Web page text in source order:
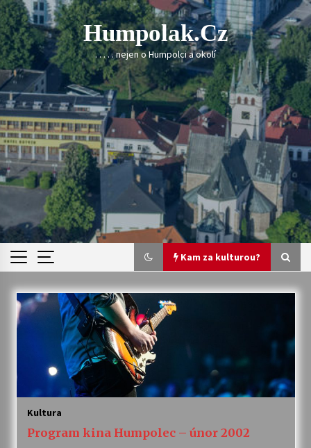
Skip
to
content
Humpolak.cz
. . . . . nejen o Humpolci a okolí
Kam za kulturou?
Kam za kulturou?
Letní koncerty ve Stromovce: Ars Camerata a
Sukuba Ensemble
4. 8. 2026
Vernisáž výstavy Josefíny Duškové: Stávám se
Kultura
Program kina Humpolec – únor 2002